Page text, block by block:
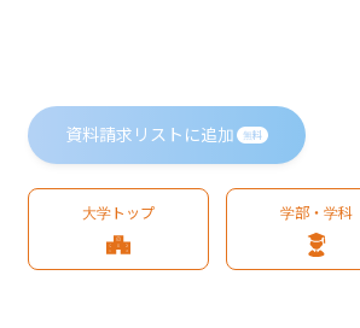
資料請求リストに追加 無料
大学トップ 学部・学科